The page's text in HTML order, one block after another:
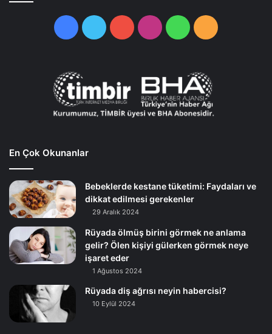
FacebookTwitterYouTubeInstagramWhatsApp
RSS
En Çok Okunanlar
Bebeklerde kestane tüketimi: Faydaları ve
dikkat edilmesi gerekenler
29 Aralık 2024
Rüyada ölmüş birini görmek ne anlama
gelir? Ölen kişiyi gülerken görmek neye
işaret eder
1 Ağustos 2024
Rüyada diş ağrısı neyin habercisi?
10 Eylül 2024